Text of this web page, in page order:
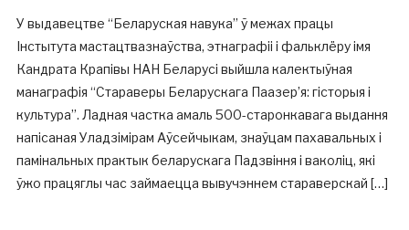
У выдавецтве “Беларуская навука” ў межах працы
Інстытута мастацтвазнаўства, этнаграфіі і фальклёру імя
Кандрата Крапівы НАН Беларусі выйшла калектыўная
манаграфія “Стараверы Беларускага Паазер’я: гісторыя і
культура”. Ладная частка амаль 500-старонкавага выдання
напісаная Уладзімірам Аўсейчыкам, знаўцам пахавальных і
памінальных практык беларускага Падзвіння і ваколіц, які
ўжо працяглы час займаецца вывучэннем стараверскай […]